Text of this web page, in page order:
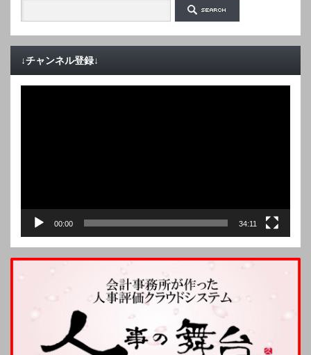
↓チャンネル登録↓
00:00 34:11